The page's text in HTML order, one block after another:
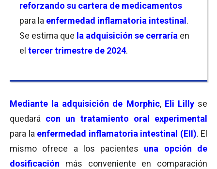
reforzando su cartera de medicamentos
para la enfermedad inflamatoria intestinal .
Se estima que la adquisición se cerraría en
el tercer trimestre de 2024.
Mediante la adquisición de Morphic, Eli Lillyse
quedará con un tratamiento oral experimental
para la enfermedad inflamatoria intestinal (EII). El
mismo ofrece a los pacientes una opción de
dosificación más conveniente en comparación